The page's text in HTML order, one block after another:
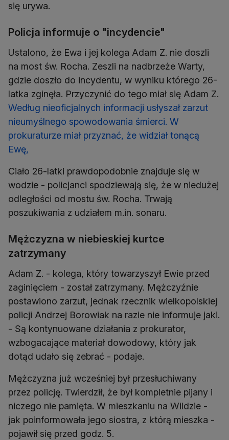
się urywa.
Policja informuje o "incydencie"
Ustalono, że Ewa i jej kolega Adam Z. nie doszli
na most św. Rocha. Zeszli na nadbrzeże Warty,
gdzie doszło do incydentu, w wyniku którego 26-
latka zginęła. Przyczynić do tego miał się Adam Z.
Według nieoficjalnych informacji usłyszał zarzut
nieumyślnego spowodowania śmierci. W
prokuraturze miał przyznać, że widział tonącą
Ewę,
Ciało 26-latki prawdopodobnie znajduje się w
wodzie - policjanci spodziewają się, że w niedużej
odległości od mostu św. Rocha. Trwają
poszukiwania z udziałem m.in. sonaru.
Mężczyzna w niebieskiej kurtce
zatrzymany
Adam Z. - kolega, który towarzyszył Ewie przed
zaginięciem - został zatrzymany. Mężczyźnie
postawiono zarzut, jednak rzecznik wielkopolskiej
policji Andrzej Borowiak na razie nie informuje jaki.
- Są kontynuowane działania z prokurator,
wzbogacające materiał dowodowy, który jak
dotąd udało się zebrać - podaje.
Mężczyzna już wcześniej był przesłuchiwany
przez policję. Twierdził, że był kompletnie pijany i
niczego nie pamięta. W mieszkaniu na Wildzie -
jak poinformowała jego siostra, z którą mieszka -
pojawił się przed godz. 5.